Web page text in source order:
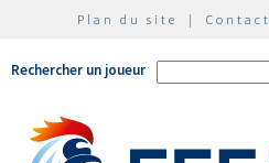
Plan du site | Contact
Rechercher un joueur